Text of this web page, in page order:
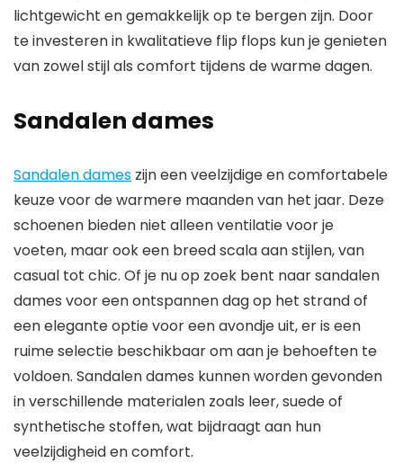
lichtgewicht en gemakkelijk op te bergen zijn. Door
te investeren in kwalitatieve flip flops kun je genieten
van zowel stijl als comfort tijdens de warme dagen.
Sandalen dames
Sandalen dames zijn een veelzijdige en comfortabele
keuze voor de warmere maanden van het jaar. Deze
schoenen bieden niet alleen ventilatie voor je
voeten, maar ook een breed scala aan stijlen, van
casual tot chic. Of je nu op zoek bent naar sandalen
dames voor een ontspannen dag op het strand of
een elegante optie voor een avondje uit, er is een
ruime selectie beschikbaar om aan je behoeften te
voldoen. Sandalen dames kunnen worden gevonden
in verschillende materialen zoals leer, suede of
synthetische stoffen, wat bijdraagt aan hun
veelzijdigheid en comfort.